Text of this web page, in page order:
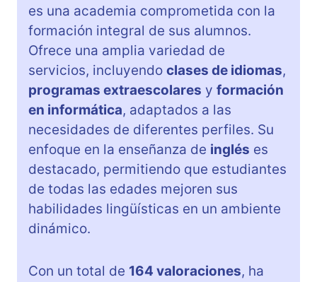
es una academia comprometida con la
formación integral de sus alumnos.
Ofrece una amplia variedad de
servicios, incluyendo clases de idiomas,
programas extraescolares y formación
en informática, adaptados a las
necesidades de diferentes perfiles. Su
enfoque en la enseñanza de inglés es
destacado, permitiendo que estudiantes
de todas las edades mejoren sus
habilidades lingüísticas en un ambiente
dinámico.
Con un total de 164 valoraciones, ha